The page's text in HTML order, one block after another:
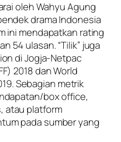
oleh Wahyu Agung
drama Indonesia
ini mendapatkan rating
54 ulasan. “Tilik” juga
di Jogja-Netpac
2018 dan World
Sebagian metrik
box office,
atau platform
pada sumber yang